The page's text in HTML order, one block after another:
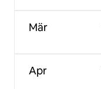
Mär
Apr